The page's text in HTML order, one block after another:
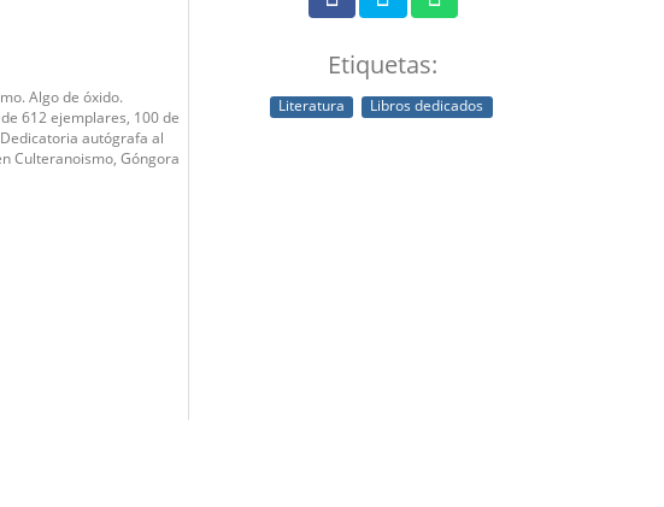
Algo de óxido.
612 ejemplares, 100 de
autógrafa al
Culteranoismo, Góngora
Etiquetas:
Literatura Libros dedicados